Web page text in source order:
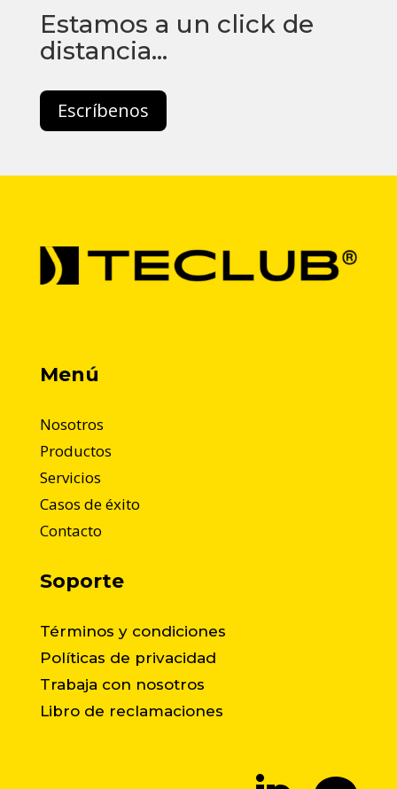
Estamos a un click de
distancia…
Escríbenos
Menú
Nosotros
Productos
Servicios
Casos de éxito
Contacto
Soporte
Términos y condiciones
Políticas de privacidad
Trabaja con nosotros
Libro de reclamaciones